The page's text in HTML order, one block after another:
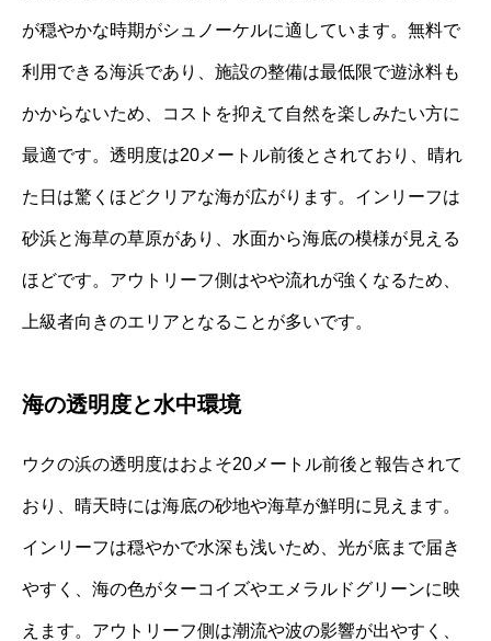
が穏やかな時期がシュノーケルに適しています。無料で
利用できる海浜であり、施設の整備は最低限で遊泳料も
かからないため、コストを抑えて自然を楽しみたい方に
最適です。透明度は20メートル前後とされており、晴れ
た日は驚くほどクリアな海が広がります。インリーフは
砂浜と海草の草原があり、水面から海底の模様が見える
ほどです。アウトリーフ側はやや流れが強くなるため、
上級者向きのエリアとなることが多いです。
海の透明度と水中環境
ウクの浜の透明度はおよそ20メートル前後と報告されて
おり、晴天時には海底の砂地や海草が鮮明に見えます。
インリーフは穏やかで水深も浅いため、光が底まで届き
やすく、海の色がターコイズやエメラルドグリーンに映
えます。アウトリーフ側は潮流や波の影響が出やすく、